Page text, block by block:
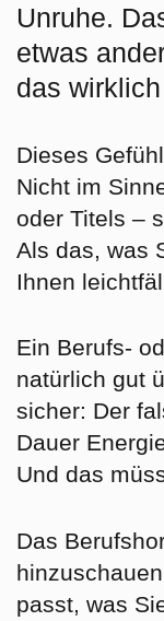
Unruhe.
etwas
das
Dieses
Nicht im
oder Titels –
Als das, was
Ihnen
Ein Berufs-
natürlich gut
sicher: Der
Dauer
Und das
Das
passt, was